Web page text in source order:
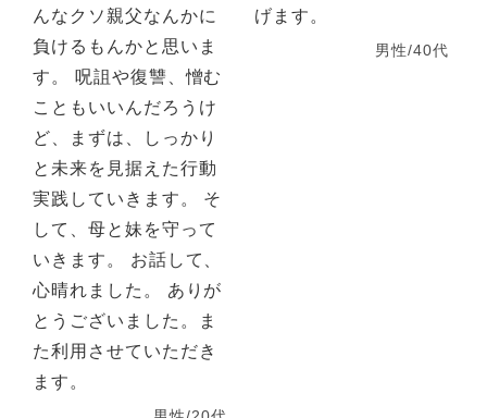
んなクソ親父なんかに
負けるもんかと思いま
す。 呪詛や復讐、憎む
こともいいんだろうけ
ど、まずは、しっかり
と未来を見据えた行動
実践していきます。 そ
して、母と妹を守って
いきます。 お話して、
心晴れました。 ありが
とうございました。ま
た利用させていただき
ます。
げます。
男性/40代